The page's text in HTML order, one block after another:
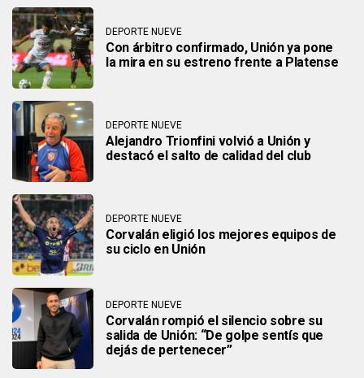
DEPORTE NUEVE
Con árbitro confirmado, Unión ya pone
la mira en su estreno frente a Platense
DEPORTE NUEVE
Alejandro Trionfini volvió a Unión y
destacó el salto de calidad del club
DEPORTE NUEVE
Corvalán eligió los mejores equipos de
su ciclo en Unión
DEPORTE NUEVE
Corvalán rompió el silencio sobre su
salida de Unión: “De golpe sentís que
dejás de pertenecer”